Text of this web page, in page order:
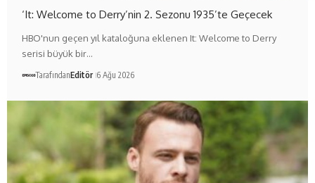
‘It: Welcome to Derry’nin 2. Sezonu 1935’te Geçecek
HBO'nun geçen yıl kataloğuna eklenen It: Welcome to Derry
serisi büyük bir…
TarafındanEditör 6 Ağu 2026